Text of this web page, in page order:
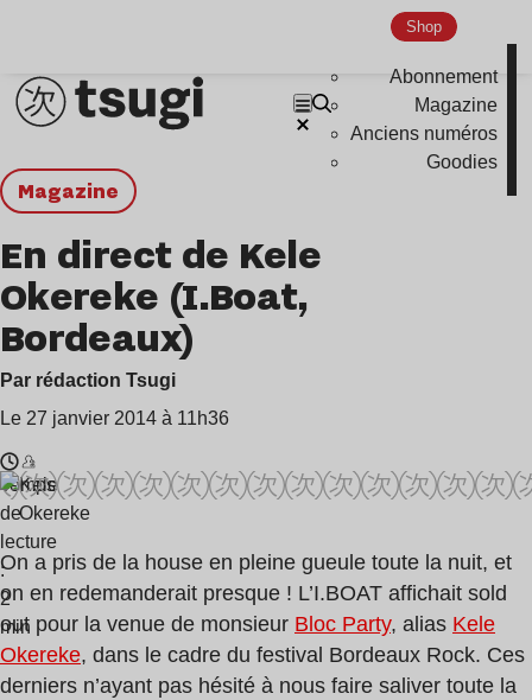
Shop
Abonnement
Magazine
Anciens numéros
Goodies
magazine
En direct de Kele
Okereke (I.Boat,
Bordeaux)
Par rédaction Tsugi
Le 27 janvier 2014 à 11h36
Temps
de
lecture
:
2
min
Kele
Okereke
On a pris de la house en pleine gueule toute la nuit, et
on en redemanderait presque ! L’I.BOAT affichait sold
out pour la venue de monsieur Bloc Party, alias Kele
Okereke, dans le cadre du festival Bordeaux Rock. Ces
derniers n’ayant pas hésité à nous faire saliver toute la